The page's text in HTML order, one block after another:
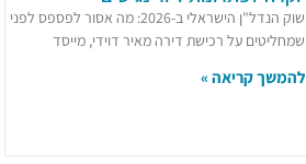
שוק הנדל"ן הישראלי ב-2026: מה אסור לפספס לפני
שמחליטים על רכישת דירה מאיר דוידי, מייסד
להמשך קריאה »